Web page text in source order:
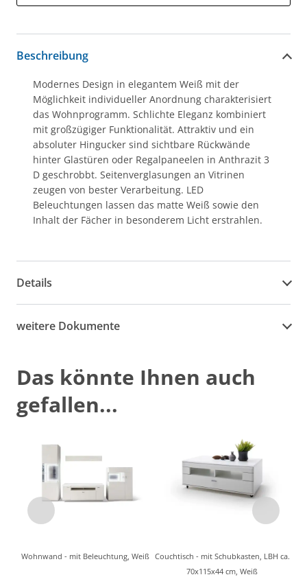
Beschreibung
Modernes Design in elegantem Weiß mit der
Möglichkeit individueller Anordnung charakterisiert
das Wohnprogramm. Schlichte Eleganz kombiniert
mit großzügiger Funktionalität. Attraktiv und ein
absoluter Hingucker sind sichtbare Rückwände
hinter Glastüren oder Regalpaneelen in Anthrazit 3
D geschrobbt. Seitenverglasungen an Vitrinen
zeugen von bester Verarbeitung. LED
Beleuchtungen lassen das matte Weiß sowie den
Inhalt der Fächer in besonderem Licht erstrahlen.
Details
weitere Dokumente
Das könnte Ihnen auch
gefallen...
Wohnwand - mit Beleuchtung, Weiß Couchtisch - mit Schubkasten, LBH ca.
70x115x44 cm, Weiß